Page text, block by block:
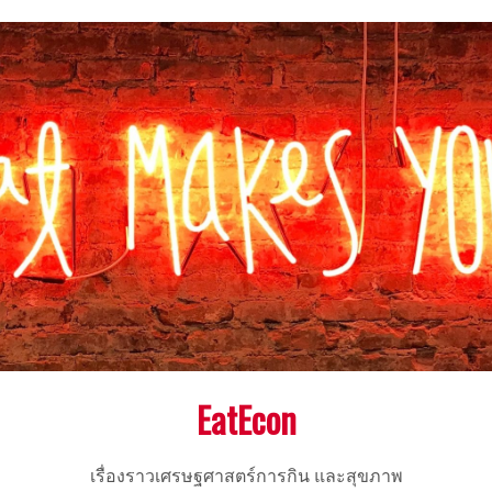
EatEcon
เรื่องราวเศรษฐศาสตร์การกิน และสุขภาพ